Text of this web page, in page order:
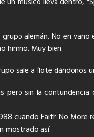
alemán. No en
himno. Muy bien.
sale a flote dándonos
pero sin la
cuando Faith No More
mostrado así.